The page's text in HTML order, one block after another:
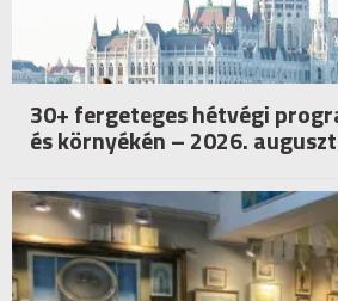
30+ fergeteges hétvégi
és környékén – 2026.